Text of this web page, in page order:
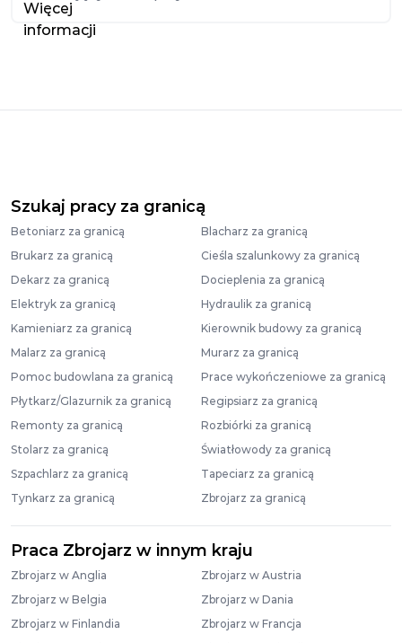
Szukaj pracy za granicą
Betoniarz za granicą
Blacharz za granicą
Brukarz za granicą
Cieśla szalunkowy za granicą
Dekarz za granicą
Docieplenia za granicą
Elektryk za granicą
Hydraulik za granicą
Kamieniarz za granicą
Kierownik budowy za granicą
Malarz za granicą
Murarz za granicą
Pomoc budowlana za granicą
Prace wykończeniowe za granicą
Płytkarz/Glazurnik za granicą
Regipsiarz za granicą
Remonty za granicą
Rozbiórki za granicą
Stolarz za granicą
Światłowody za granicą
Szpachlarz za granicą
Tapeciarz za granicą
Tynkarz za granicą
Zbrojarz za granicą
Praca Zbrojarz w innym kraju
Zbrojarz w Anglia
Zbrojarz w Austria
Zbrojarz w Belgia
Zbrojarz w Dania
Zbrojarz w Finlandia
Zbrojarz w Francja